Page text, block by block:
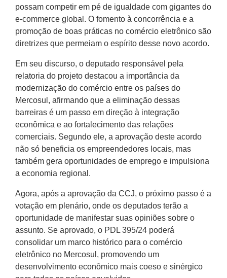
possam competir em pé de igualdade com gigantes do
e-commerce global. O fomento à concorrência e a
promoção de boas práticas no comércio eletrônico são
diretrizes que permeiam o espírito desse novo acordo.
Em seu discurso, o deputado responsável pela
relatoria do projeto destacou a importância da
modernização do comércio entre os países do
Mercosul, afirmando que a eliminação dessas
barreiras é um passo em direção à integração
econômica e ao fortalecimento das relações
comerciais. Segundo ele, a aprovação deste acordo
não só beneficia os empreendedores locais, mas
também gera oportunidades de emprego e impulsiona
a economia regional.
Agora, após a aprovação da CCJ, o próximo passo é a
votação em plenário, onde os deputados terão a
oportunidade de manifestar suas opiniões sobre o
assunto. Se aprovado, o PDL 395/24 poderá
consolidar um marco histórico para o comércio
eletrônico no Mercosul, promovendo um
desenvolvimento econômico mais coeso e sinérgico